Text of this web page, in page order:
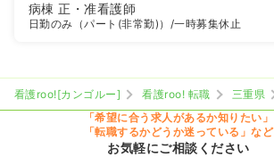
病棟正・准看護師
日勤のみ（パート(非常勤)） /一時募集休止
看護roo![カンゴルー] 看護roo! 転職 三重県
「希望に合う求人があるか知りたい」
「転職するかどうか迷っている」など
お気軽にご相談ください